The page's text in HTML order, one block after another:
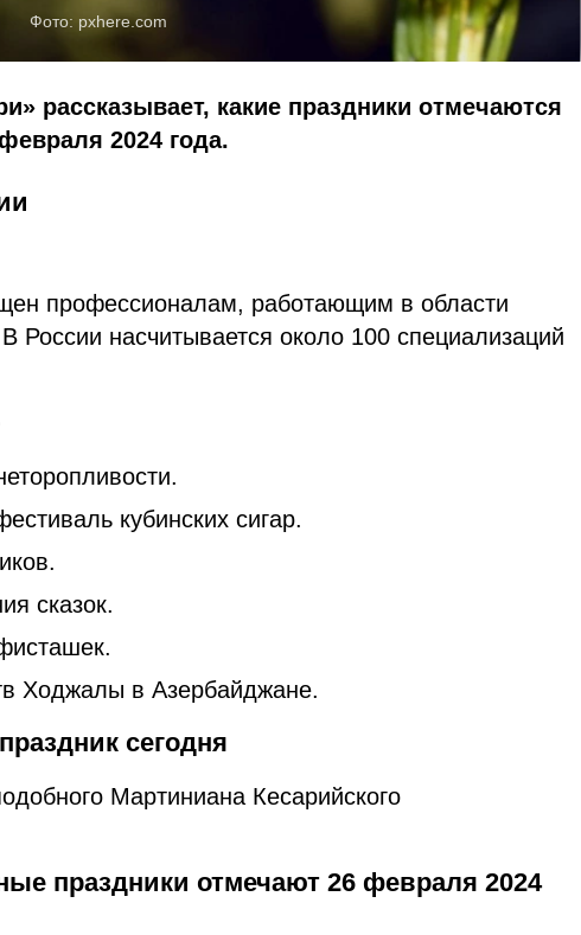
Фото: pxhere.com
рассказывает, какие праздники отмечаются
2024 года.
профессионалам, работающим в области
России насчитывается около 100 специализаций
кубинских сигар.
сказок.
Ходжалы в Азербайджане.
сегодня
Мартиниана Кесарийского
праздники отмечают 26 февраля 2024